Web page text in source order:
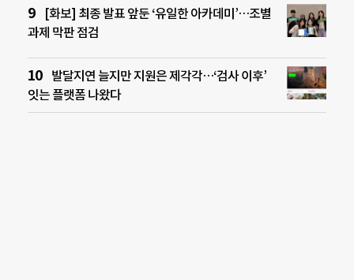
[화보] 최종 발표 앞둔 ‘유일한 아카데미’…조별
과제 막판 점검
발달지연 늘지만 지원은 제각각…‘검사 이후’
잇는 플랫폼 나왔다